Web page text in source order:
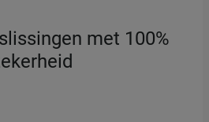
met 100%